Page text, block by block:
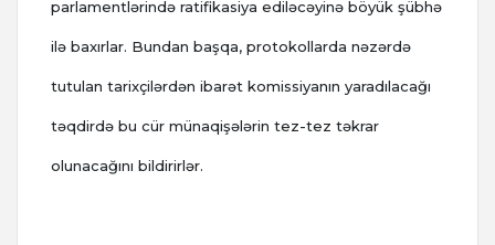
parlamentlərində ratifikasiya ediləcəyinə böyük şübhə
ilə baxırlar. Bundan başqa, protokollarda nəzərdə
tutulan tarixçilərdən ibarət komissiyanın yaradılacağı
təqdirdə bu cür münaqişələrin tez-tez təkrar
olunacağını bildirirlər.